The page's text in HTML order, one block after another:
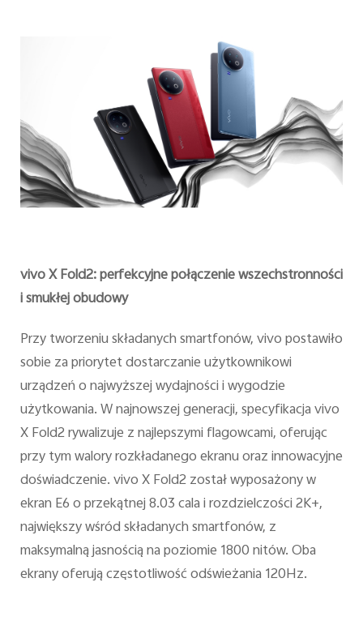
vivo X Fold2: perfekcyjne połączenie wszechstronności
i smukłej obudowy
Przy tworzeniu składanych smartfonów, vivo postawiło
sobie za priorytet dostarczanie użytkownikowi
urządzeń o najwyższej wydajności i wygodzie
użytkowania. W najnowszej generacji, specyfikacja vivo
X Fold2 rywalizuje z najlepszymi flagowcami, oferując
przy tym walory rozkładanego ekranu oraz innowacyjne
doświadczenie. vivo X Fold2 został wyposażony w
ekran E6 o przekątnej 8.03 cala i rozdzielczości 2K+,
największy wśród składanych smartfonów, z
maksymalną jasnością na poziomie 1800 nitów. Oba
ekrany oferują częstotliwość odświeżania 120Hz.